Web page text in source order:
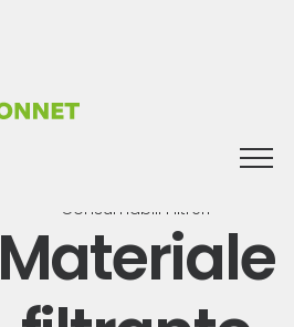
Consumabili Filtreri
Materiale